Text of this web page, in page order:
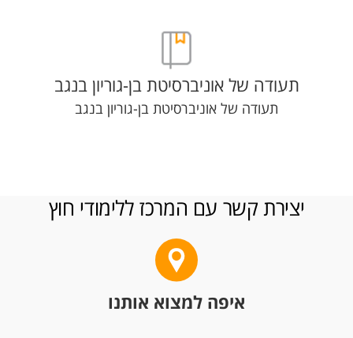
תעודה של אוניברסיטת בן-גוריון בנגב
תעודה של אוניברסיטת בן-גוריון בנגב
יצירת קשר עם המרכז ללימודי חוץ
איפה למצוא אותנו